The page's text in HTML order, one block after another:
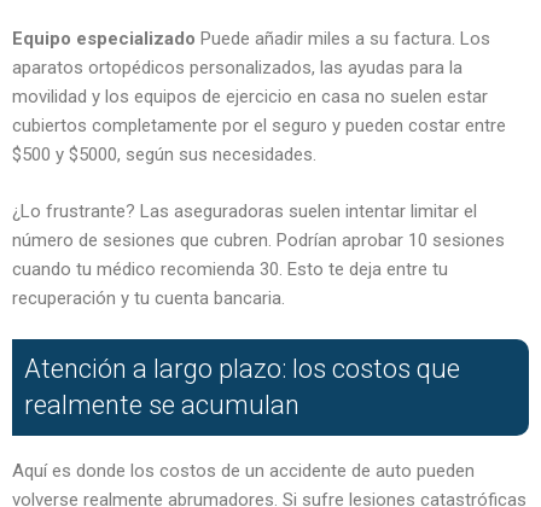
Equipo especializado Puede añadir miles a su factura. Los
aparatos ortopédicos personalizados, las ayudas para la
movilidad y los equipos de ejercicio en casa no suelen estar
cubiertos completamente por el seguro y pueden costar entre
$500 y $5000, según sus necesidades.
¿Lo frustrante? Las aseguradoras suelen intentar limitar el
número de sesiones que cubren. Podrían aprobar 10 sesiones
cuando tu médico recomienda 30. Esto te deja entre tu
recuperación y tu cuenta bancaria.
Atención a largo plazo: los costos que
realmente se acumulan
Aquí es donde los costos de un accidente de auto pueden
volverse realmente abrumadores. Si sufre lesiones catastróficas